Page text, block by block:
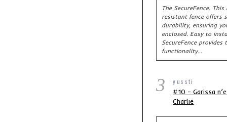
The SecureFence.
resistant fence offers
durability, ensuring
enclosed. Easy to
SecureFence
functionality…
3 yussti
#10 – Garissa
Charlie